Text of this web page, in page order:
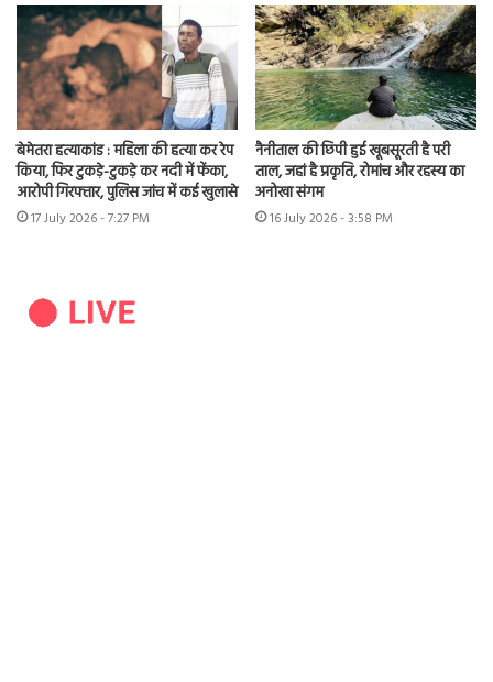
बेमेतरा हत्याकांड : महिला की हत्या कर रेप
किया, फिर टुकड़े-टुकड़े कर नदी में फेंका,
आरोपी गिरफ्तार, पुलिस जांच में कई खुलासे
17 July 2026 - 7:27 PM
नैनीताल की छिपी हुई खूबसूरती है परी
ताल, जहां है प्रकृति, रोमांच और रहस्य का
अनोखा संगम
16 July 2026 - 3:58 PM